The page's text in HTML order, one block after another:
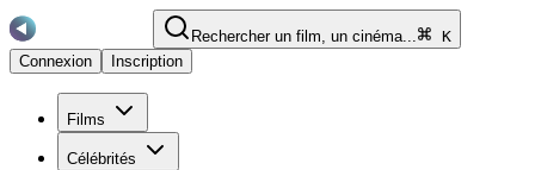
Rechercher un film, un cinéma...
K
Connexion
Inscription
Films
Célébrités